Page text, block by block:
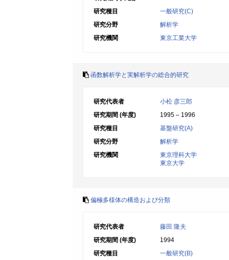
研究種目
一般研究(C)
研究分野
解析学
研究機関
東京工業大学
函数解析学と実解析学の総合的研究
研究代表者
小松 彦三郎
研究期間 (年度)
1995 – 1996
研究種目
基盤研究(A)
研究分野
解析学
研究機関
東京理科大学
東京大学
偏極多様体の構造および分類
研究代表者
藤田 隆夫
研究期間 (年度)
1994
研究種目
一般研究(B)